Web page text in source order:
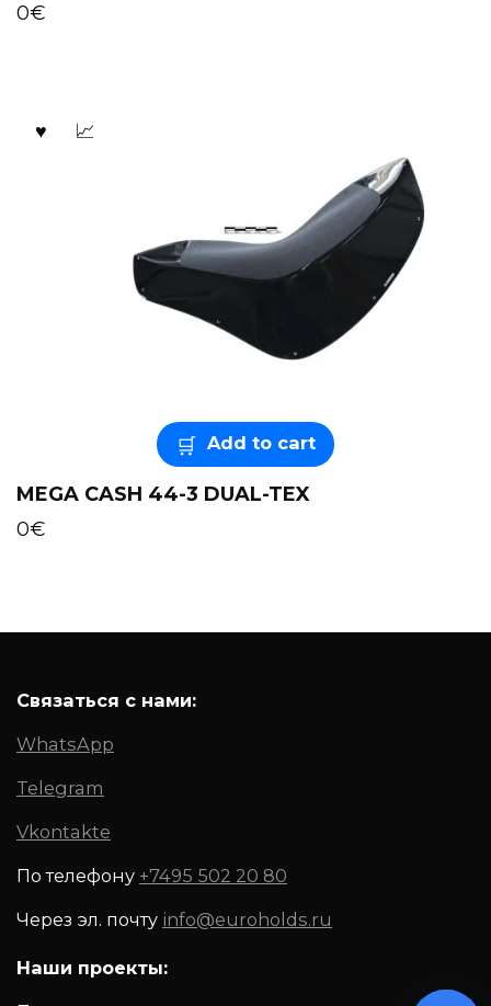
0€
Add to cart
MEGA CASH 44-3 DUAL-TEX
0€
Связаться с нами:
WhatsApp
Telegram
Vkontakte
По телефону +7495 502 20 80
Через эл. почту info@euroholds.ru
Наши проекты: